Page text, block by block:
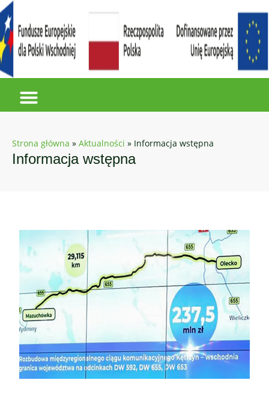
Strona główna » Aktualności » Informacja wstępna
Informacja wstępna